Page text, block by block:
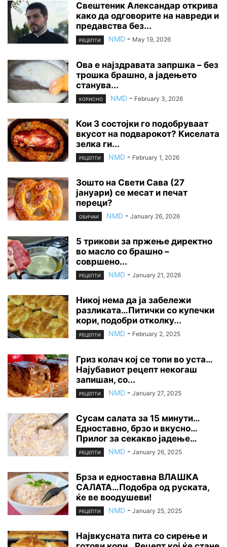
Свештеник Александар открива
како да одговорите на навреди и
предавства без...
РЕЦЕПТИ NMD - May 19, 2026
Ова е најздравата запршка – без
трошка брашно, а јадењето
станува...
КОРИСНО NMD - February 3, 2026
Кои 3 состојки го подобруваат
вкусот на подварокот? Киселата
зелка ги...
РЕЦЕПТИ NMD - February 1, 2026
Зошто на Свети Сава (27
јануари) се месат и печат
переци?
ОБИЧАИ NMD - January 26, 2026
5 трикови за пржење директно
во масло со брашно –
совршено...
РЕЦЕПТИ NMD - January 21, 2026
Никој нема да ја забележи
разликата…Питички со купечки
кори, подобри отколку...
РЕЦЕПТИ NMD - February 2, 2025
Гриз колач кој се топи во уста…
Најубавиот рецепт некогаш
запишан, со...
РЕЦЕПТИ NMD - January 27, 2025
Сусам салата за 15 минути…
Едноставно, брзо и вкусно…
Прилог за секакво јадење…
РЕЦЕПТИ NMD - January 26, 2025
Брза и едноставна ВЛАШКА
САЛАТА…Подобра од руската,
ќе ве воодушеви!
РЕЦЕПТИ NMD - January 25, 2025
Највкусната пита со сирење и